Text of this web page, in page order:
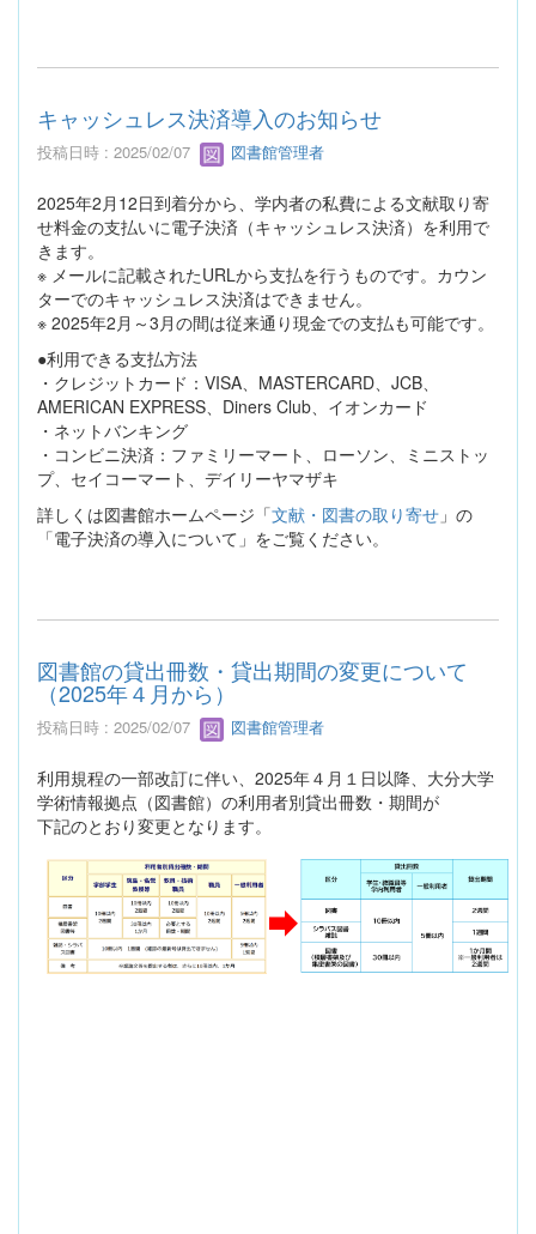
キャッシュレス決済導入のお知らせ
投稿日時 : 2025/02/07 図書館管理者
2025年2月12日到着分から、学内者の私費による文献取り寄
せ料金の支払いに電子決済（キャッシュレス決済）を利用で
きます。
※ メールに記載されたURLから支払を行うものです。カウン
ターでのキャッシュレス決済はできません。
※ 2025年2月～3月の間は従来通り現金での支払も可能です。
●利用できる支払方法
・クレジットカード：VISA、MASTERCARD、JCB、
AMERICAN EXPRESS、Diners Club、イオンカード
・ネットバンキング
・コンビニ決済：ファミリーマート、ローソン、ミニストッ
プ、セイコーマート、デイリーヤマザキ
詳しくは図書館ホームページ「文献・図書の取り寄せ 」の
「電子決済の導入について」をご覧ください。
図書館の貸出冊数・貸出期間の変更について
（2025年４月から）
投稿日時 : 2025/02/07 図書館管理者
利用規程の一部改訂に伴い、2025年４月１日以降、大分大学
学術情報拠点（図書館）の利用者別貸出冊数・期間が
下記のとおり変更となります。